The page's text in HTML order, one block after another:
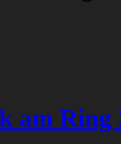
am Ring